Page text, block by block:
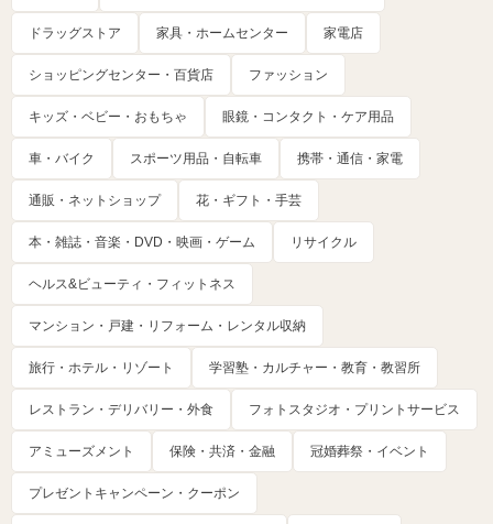
ドラッグストア 家具・ホームセンター 家電店
ショッピングセンター・百貨店 ファッション
キッズ・ベビー・おもちゃ 眼鏡・コンタクト・ケア用品
車・バイク スポーツ用品・自転車 携帯・通信・家電
通販・ネットショップ 花・ギフト・手芸
本・雑誌・音楽・DVD・映画・ゲーム リサイクル
ヘルス&ビューティ・フィットネス
マンション・戸建・リフォーム・レンタル収納
旅行・ホテル・リゾート 学習塾・カルチャー・教育・教習所
レストラン・デリバリー・外食 フォトスタジオ・プリントサービス
アミューズメント 保険・共済・金融 冠婚葬祭・イベント
プレゼントキャンペーン・クーポン